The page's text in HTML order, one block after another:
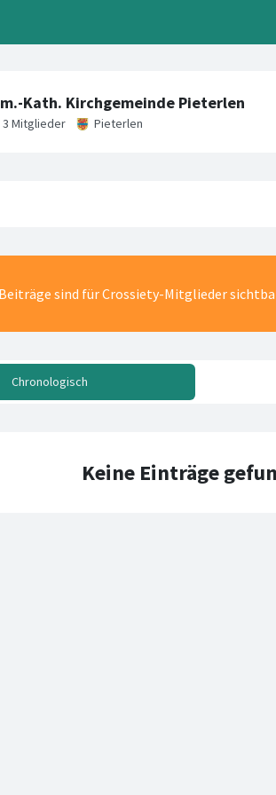
sind für Crossiety-Mitglieder
Chronologisch
Keine Einträge